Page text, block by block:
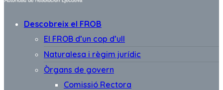
Descobreix el FROB
El FROB d’un cop d’ull
Naturalesa i règim jurídic
Òrgans de govern
Comissió Rectora